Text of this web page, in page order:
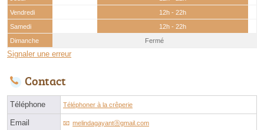
Vendredi
12h - 22h
Samedi
12h - 22h
Dimanche
Fermé
Signaler une erreur
Contact
Téléphone Téléphoner à la crêperie
Email melindagayantⓐgmail.com